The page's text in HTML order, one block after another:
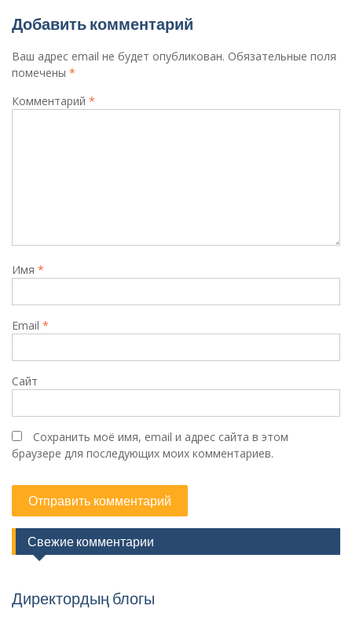
Добавить комментарий
Ваш адрес email не будет опубликован. Обязательные поля
помечены *
Комментарий *
Имя *
Email *
Сайт
Сохранить моё имя, email и адрес сайта в этом
браузере для последующих моих комментариев.
Свежие комментарии
Директордың блогы